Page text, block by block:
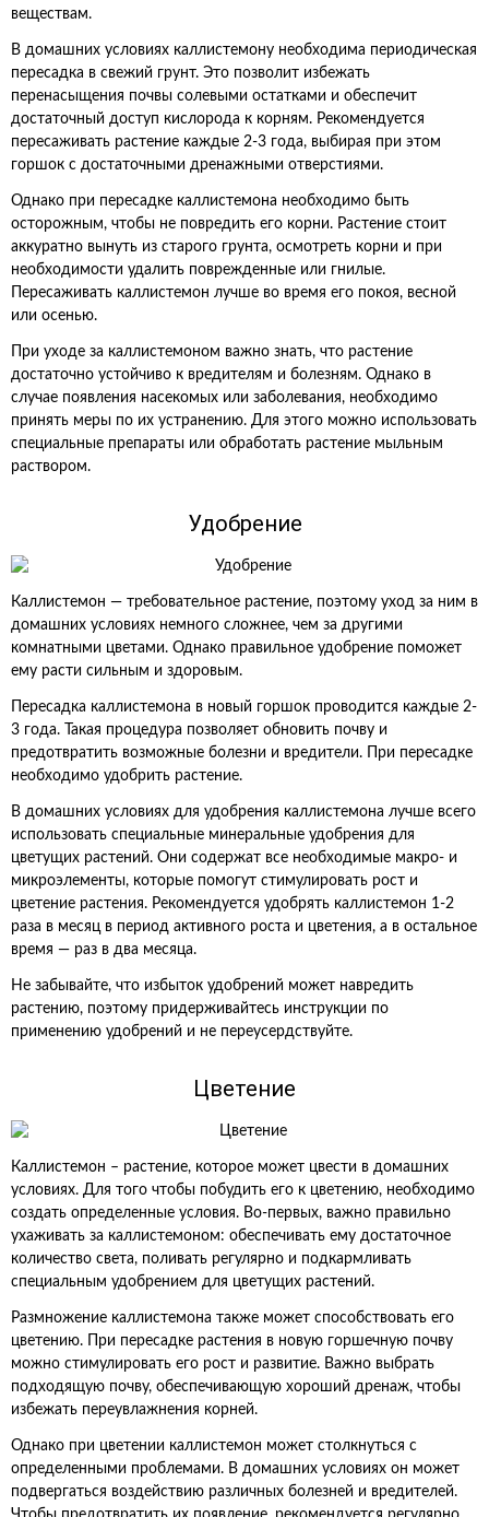
веществам.
В домашних условиях каллистемону необходима периодическая
пересадка в свежий грунт. Это позволит избежать
перенасыщения почвы солевыми остатками и обеспечит
достаточный доступ кислорода к корням. Рекомендуется
пересаживать растение каждые 2-3 года, выбирая при этом
горшок с достаточными дренажными отверстиями.
Однако при пересадке каллистемона необходимо быть
осторожным, чтобы не повредить его корни. Растение стоит
аккуратно вынуть из старого грунта, осмотреть корни и при
необходимости удалить поврежденные или гнилые.
Пересаживать каллистемон лучше во время его покоя, весной
или осенью.
При уходе за каллистемоном важно знать, что растение
достаточно устойчиво к вредителям и болезням. Однако в
случае появления насекомых или заболевания, необходимо
принять меры по их устранению. Для этого можно использовать
специальные препараты или обработать растение мыльным
раствором.
Удобрение
Каллистемон — требовательное растение, поэтому уход за ним в
домашних условиях немного сложнее, чем за другими
комнатными цветами. Однако правильное удобрение поможет
ему расти сильным и здоровым.
Пересадка каллистемона в новый горшок проводится каждые 2-
3 года. Такая процедура позволяет обновить почву и
предотвратить возможные болезни и вредители. При пересадке
необходимо удобрить растение.
В домашних условиях для удобрения каллистемона лучше всего
использовать специальные минеральные удобрения для
цветущих растений. Они содержат все необходимые макро- и
микроэлементы, которые помогут стимулировать рост и
цветение растения. Рекомендуется удобрять каллистемон 1-2
раза в месяц в период активного роста и цветения, а в остальное
время — раз в два месяца.
Не забывайте, что избыток удобрений может навредить
растению, поэтому придерживайтесь инструкции по
применению удобрений и не переусердствуйте.
Цветение
Каллистемон – растение, которое может цвести в домашних
условиях. Для того чтобы побудить его к цветению, необходимо
создать определенные условия. Во-первых, важно правильно
ухаживать за каллистемоном: обеспечивать ему достаточное
количество света, поливать регулярно и подкармливать
специальным удобрением для цветущих растений.
Размножение каллистемона также может способствовать его
цветению. При пересадке растения в новую горшечную почву
можно стимулировать его рост и развитие. Важно выбрать
подходящую почву, обеспечивающую хороший дренаж, чтобы
избежать переувлажнения корней.
Однако при цветении каллистемон может столкнуться с
определенными проблемами. В домашних условиях он может
подвергаться воздействию различных болезней и вредителей.